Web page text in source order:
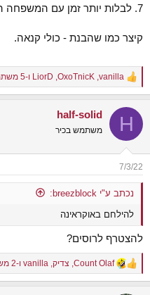
7. לבלות יותר זמן עם המשפחה המורחבת
קיצר כמו שהבנת - כולי קנאה.
R
e
c
i
s
:
vanilla
,
OxoTnicK
,
LiorD ו-5 משתמשים נוספים
H
half-solid
משתמש בכיר
7/3/22
נכתב ע"י breezblock:
להילחם באוקראינה
להצטרף לרוסים?
R
e
Count Olaf
, צדיק,
vanilla ו-2 משתמשים נוספים